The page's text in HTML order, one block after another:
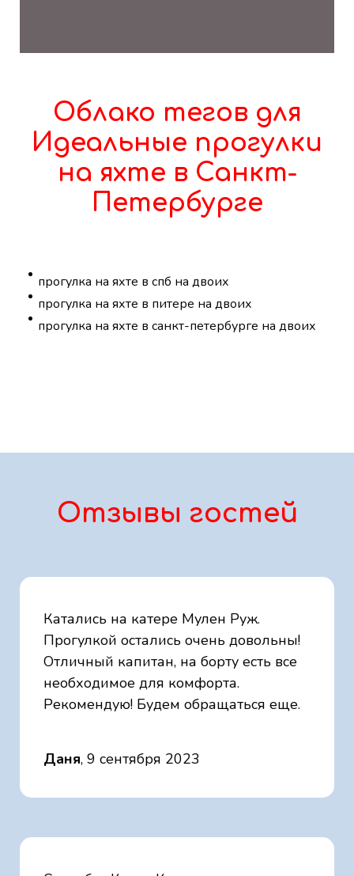
Облако тегов для
Идеальные прогулки
на яхте в Санкт-
Петербурге
прогулка на яхте в спб на двоих
прогулка на яхте в питере на двоих
прогулка на яхте в санкт-петербурге на двоих
Отзывы гостей
Катались на катере Мулен Руж.
Прогулкой остались очень довольны!
Отличный капитан, на борту есть все
необходимое для комфорта.
Рекомендую! Будем обращаться еще.
Даня, 9 сентября 2023